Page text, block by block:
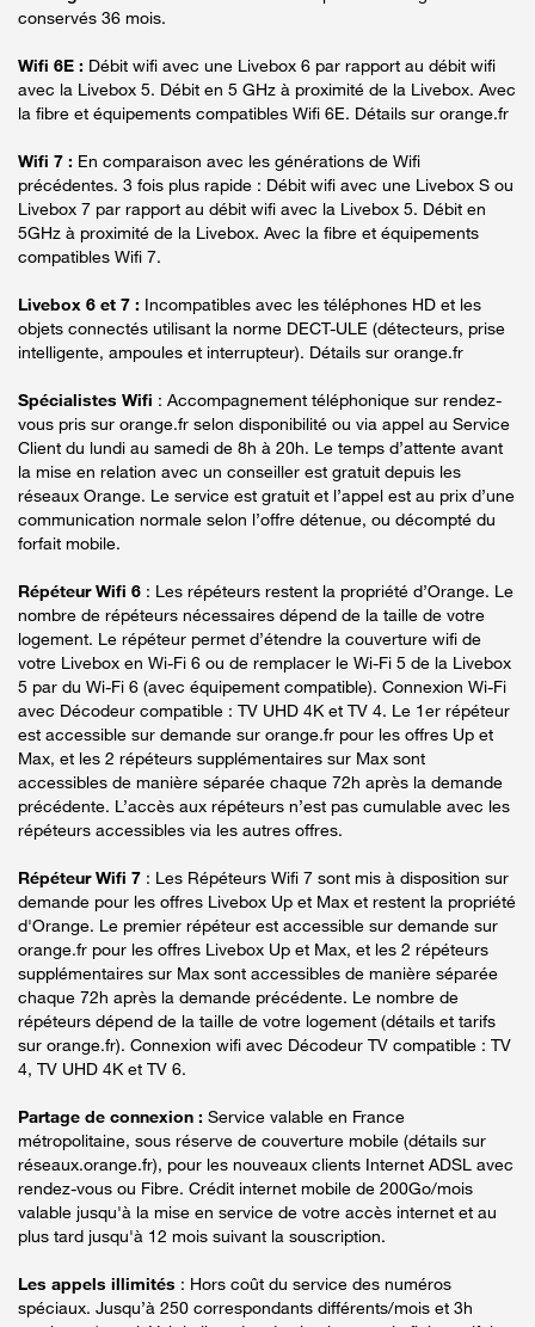
conservés 36 mois.
Wifi 6E : Débit wifi avec une Livebox 6 par rapport au débit wifi
avec la Livebox 5. Débit en 5 GHz à proximité de la Livebox. Avec
la fibre et équipements compatibles Wifi 6E. Détails sur orange.fr
Wifi 7 : En comparaison avec les générations de Wifi
précédentes. 3 fois plus rapide : Débit wifi avec une Livebox S ou
Livebox 7 par rapport au débit wifi avec la Livebox 5. Débit en
5GHz à proximité de la Livebox. Avec la fibre et équipements
compatibles Wifi 7.
Livebox 6 et 7 : Incompatibles avec les téléphones HD et les
objets connectés utilisant la norme DECT-ULE (détecteurs, prise
intelligente, ampoules et interrupteur). Détails sur orange.fr
Spécialistes Wifi : Accompagnement téléphonique sur rendez-
vous pris sur orange.fr selon disponibilité ou via appel au Service
Client du lundi au samedi de 8h à 20h. Le temps d’attente avant
la mise en relation avec un conseiller est gratuit depuis les
réseaux Orange. Le service est gratuit et l’appel est au prix d’une
communication normale selon l’offre détenue, ou décompté du
forfait mobile.
Répéteur Wifi 6 : Les répéteurs restent la propriété d’Orange. Le
nombre de répéteurs nécessaires dépend de la taille de votre
logement. Le répéteur permet d’étendre la couverture wifi de
votre Livebox en Wi-Fi 6 ou de remplacer le Wi-Fi 5 de la Livebox
5 par du Wi-Fi 6 (avec équipement compatible). Connexion Wi-Fi
avec Décodeur compatible : TV UHD 4K et TV 4. Le 1er répéteur
est accessible sur demande sur orange.fr pour les offres Up et
Max, et les 2 répéteurs supplémentaires sur Max sont
accessibles de manière séparée chaque 72h après la demande
précédente. L’accès aux répéteurs n’est pas cumulable avec les
répéteurs accessibles via les autres offres.
Répéteur Wifi 7 : Les Répéteurs Wifi 7 sont mis à disposition sur
demande pour les offres Livebox Up et Max et restent la propriété
d'Orange. Le premier répéteur est accessible sur demande sur
orange.fr pour les offres Livebox Up et Max, et les 2 répéteurs
supplémentaires sur Max sont accessibles de manière séparée
chaque 72h après la demande précédente. Le nombre de
répéteurs dépend de la taille de votre logement (détails et tarifs
sur orange.fr). Connexion wifi avec Décodeur TV compatible : TV
4, TV UHD 4K et TV 6.
Partage de connexion : Service valable en France
métropolitaine, sous réserve de couverture mobile (détails sur
réseaux.orange.fr), pour les nouveaux clients Internet ADSL avec
rendez-vous ou Fibre. Crédit internet mobile de 200Go/mois
valable jusqu'à la mise en service de votre accès internet et au
plus tard jusqu'à 12 mois suivant la souscription.
Les appels illimités : Hors coût du service des numéros
spéciaux. Jusqu’à 250 correspondants différents/mois et 3h